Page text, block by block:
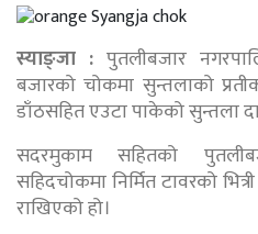
स्याङ्जा : पुतलीबजार
बजारको चोकमा सुन्तलाको
डाँठसहित एउटा पाकेको सुन्तला
सदरमुकाम सहितको
सहिदचोकमा निर्मित टावरको
राखिएको हो।